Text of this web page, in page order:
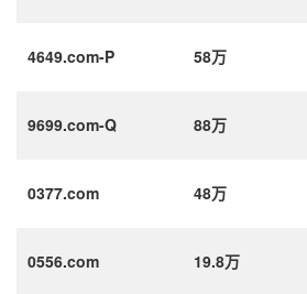
4649.com-P 58万
9699.com-Q 88万
0377.com 48万
0556.com 19.8万